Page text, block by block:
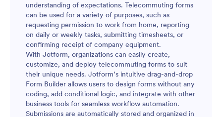
understanding of expectations. Telecommuting forms
can be used for a variety of purposes, such as
requesting permission to work from home, reporting
on daily or weekly tasks, submitting timesheets, or
confirming receipt of company equipment.
With Jotform, organizations can easily create,
customize, and deploy telecommuting forms to suit
their unique needs. Jotform’s intuitive drag-and-drop
Form Builder allows users to design forms without any
coding, add conditional logic, and integrate with other
business tools for seamless workflow automation.
Submissions are automatically stored and organized in